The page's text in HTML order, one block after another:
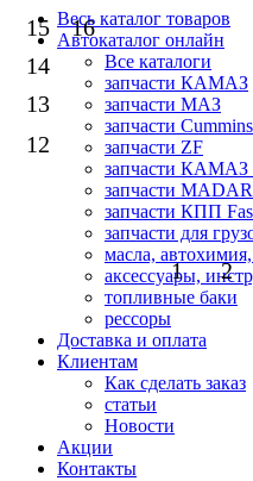
Весь каталог товаров
Автокаталог онлайн
Все каталоги
запчасти КАМАЗ
запчасти МАЗ
запчасти Cummins
запчасти ZF
запчасти КАМАЗ
запчасти
запчасти КПП
запчасти для
масла,
аксессуары,
топливные баки
рессоры
Доставка и оплата
Клиентам
Как сделать заказ
статьи
Новости
Акции
Контакты
16
15
14
13
12
2
1